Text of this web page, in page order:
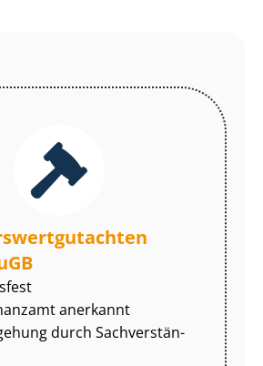
anerkannt
durch Sach­ver­stän­